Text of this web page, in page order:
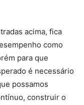
acima, fica
como
para que
é necessário
possamos
construir o